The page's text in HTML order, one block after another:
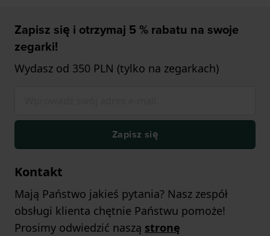
Zapisz się i otrzymaj 5 % rabatu na swoje
zegarki!
Wydasz od 350 PLN (tylko na zegarkach)
Zapisz się
Kontakt
Mają Państwo jakieś pytania? Nasz zespół
obsługi klienta chętnie Państwu pomoże!
Prosimy odwiedzić naszą stronę